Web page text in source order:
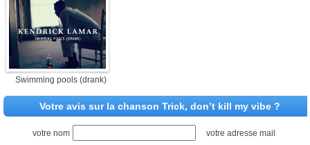
Swimming pools (drank)
Votre avis sur la chanson Trick, don’t kill my vibe ?
votre nom votre adresse mail